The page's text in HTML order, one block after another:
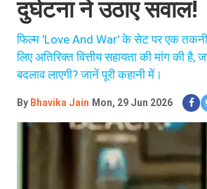
दुर्घटना ने उठाए सवाल!
फिल्म 'Love And War' के सेट पर एक
लिए अतिरिक्त वित्तीय सहायता की मांग की
बदलाव लाएगी? जानें पूरी कहानी में।
By Bhavika Jain Mon, 29 Jun 2026